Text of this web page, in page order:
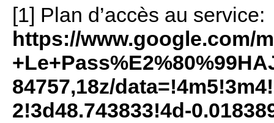
[1] Plan d’accès au service:
https://www.google.com/
84757,18z/
2!3d48.743833!4d-